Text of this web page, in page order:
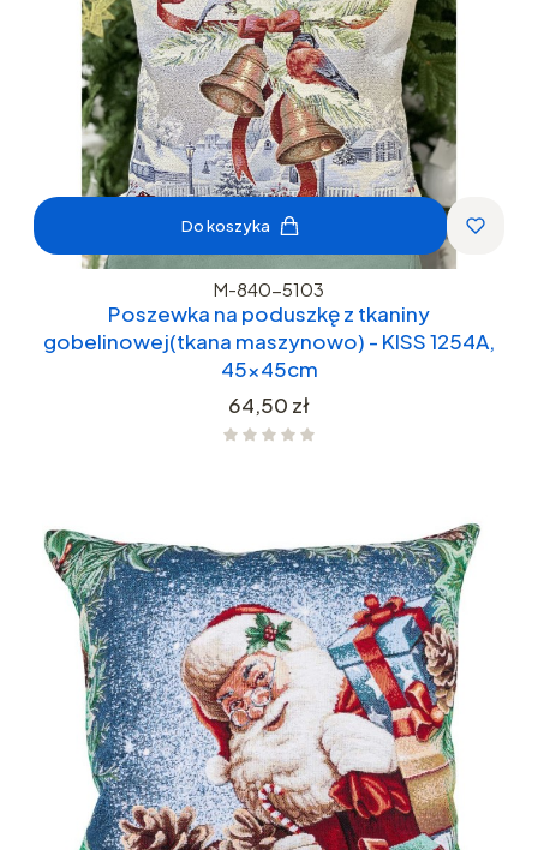
Do koszyka
M-840-5103
Poszewka na poduszkę z tkaniny
gobelinowej(tkana maszynowo) - KISS 1254A,
45x45cm
Cena
64,50 zł